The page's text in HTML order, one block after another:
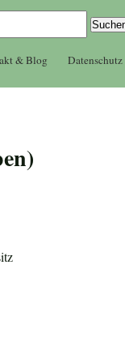
& Blog Datenschutz